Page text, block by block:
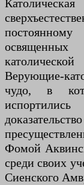
Верующие-
чудо, в
Фомой
среди своих
Сиенского